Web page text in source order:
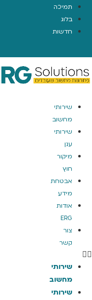
תמיכה
בלוג
חדשות
שירותי
מחשוב
שירותי
ענן
מיקור
חוץ
אבטחת
מידע
אודות
ERG
צור
קשר
שירותי
מחשוב
שירותי